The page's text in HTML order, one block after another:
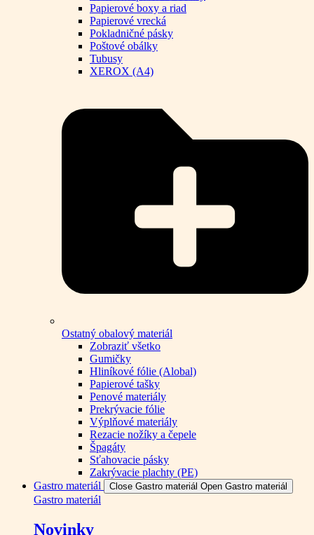
Papierové boxy a riad
Papierové vrecká
Pokladničné pásky
Poštové obálky
Tubusy
XEROX (A4)
Ostatný obalový materiál
Zobraziť všetko
Gumičky
Hliníkové fólie (Alobal)
Papierové tašky
Penové materiály
Prekrývacie fólie
Výplňové materiály
Rezacie nožíky a čepele
Špagáty
Sťahovacie pásky
Zakrývacie plachty (PE)
Gastro materiál
Close Gastro materiál Open Gastro materiál
Gastro materiál
Novinky